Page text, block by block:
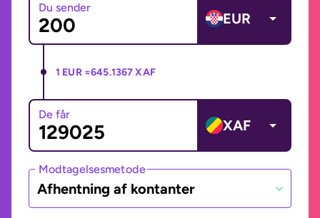
Du sender
EUR
1 EUR =645.1367 XAF
De får
XAF
Modtagelsesmetode
Afhentning af kontanter